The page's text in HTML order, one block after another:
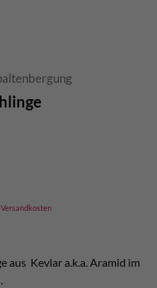
Versandkosten
aus Kevlar a.k.a. Aramid im